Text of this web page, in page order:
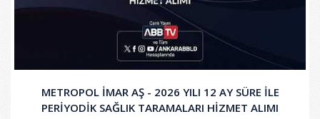
METROPOL İMAR AŞ - 2026 YILI 12 AY SÜRE İLE
PERİYODİK SAĞLIK TARAMALARI HİZMET ALIMI